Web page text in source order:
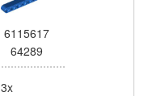
6115617
64289
3x